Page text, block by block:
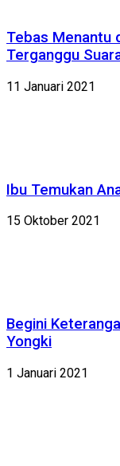
Tebas Menantu
Terganggu
11 Januari 2021
Ibu Temukan
15 Oktober 2021
Begini
Yongki
1 Januari 2021